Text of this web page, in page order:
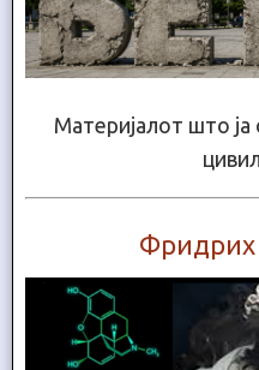
Материјалот што
Фридрих